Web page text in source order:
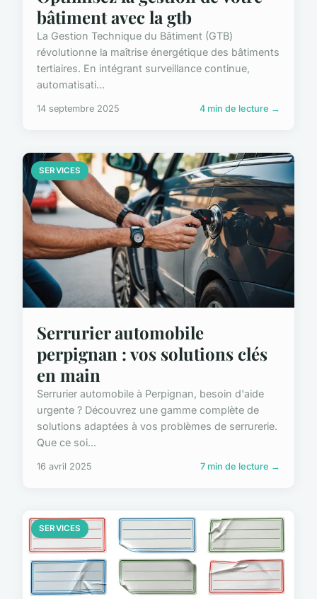
bâtiment avec la gtb
La Gestion Technique du Bâtiment (GTB)
révolutionne la maîtrise énergétique des bâtiments
tertiaires. En intégrant surveillance continue,
automatisati...
14 septembre 2025 4 min de lecture →
SERVICES
Serrurier automobile
perpignan : vos solutions clés
en main
Serrurier automobile à Perpignan, besoin d'aide
urgente ? Découvrez une gamme complète de
solutions adaptées à vos problèmes de serrurerie.
Que ce soi...
16 avril 2025 7 min de lecture →
SERVICES